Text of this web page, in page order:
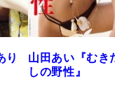
だ
麻倉瑞季『夏がそ
うさせた』